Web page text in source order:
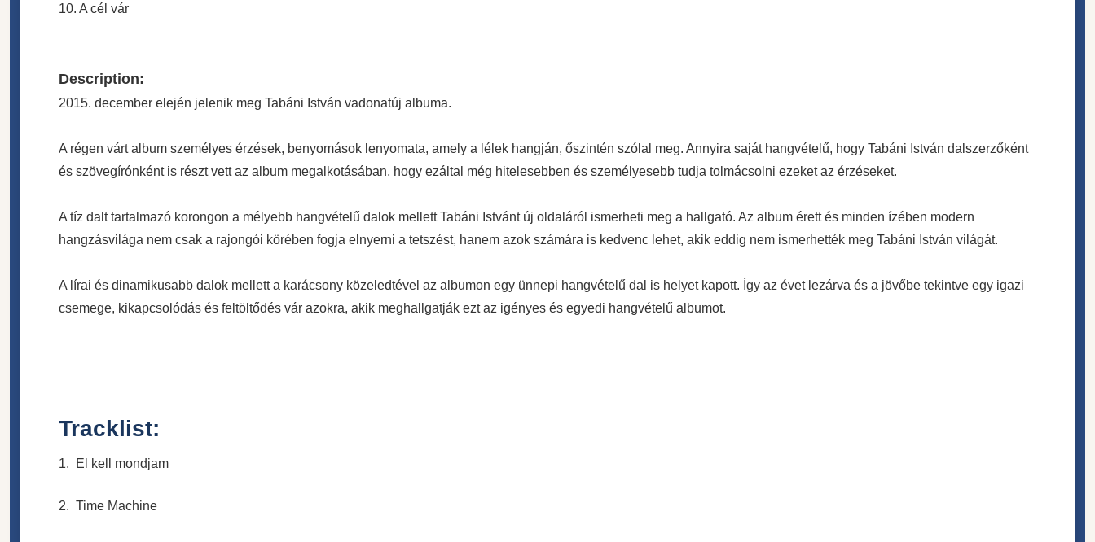
10. A cél vár
Description:
2015. december elején jelenik meg Tabáni István vadonatúj albuma.
A régen várt album személyes érzések, benyomások lenyomata, amely a lélek hangján, őszintén szólal meg. Annyira saját hangvételű, hogy Tabáni István dalszerzőként
és szövegírónként is részt vett az album megalkotásában, hogy ezáltal még hitelesebben és személyesebb tudja tolmácsolni ezeket az érzéseket.
A tíz dalt tartalmazó korongon a mélyebb hangvételű dalok mellett Tabáni Istvánt új oldaláról ismerheti meg a hallgató. Az album érett és minden ízében modern
hangzásvilága nem csak a rajongói körében fogja elnyerni a tetszést, hanem azok számára is kedvenc lehet, akik eddig nem ismerhették meg Tabáni István világát.
A lírai és dinamikusabb dalok mellett a karácsony közeledtével az albumon egy ünnepi hangvételű dal is helyet kapott. Így az évet lezárva és a jövőbe tekintve egy igazi
csemege, kikapcsolódás és feltöltődés vár azokra, akik meghallgatják ezt az igényes és egyedi hangvételű albumot.
Tracklist:
1. El kell mondjam
2. Time Machine